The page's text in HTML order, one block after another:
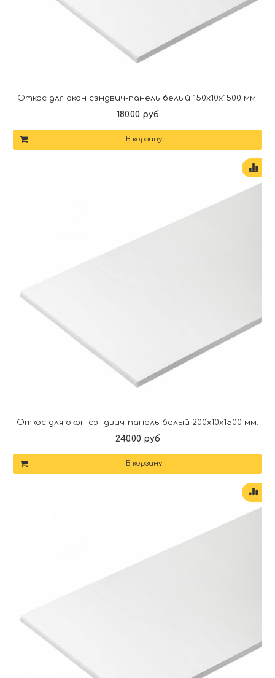
Откос для окон сэндвич-панель белый 150х10х1500 мм.
180.00 руб
В корзину
Откос для окон сэндвич-панель белый 200х10х1500 мм.
240.00 руб
В корзину